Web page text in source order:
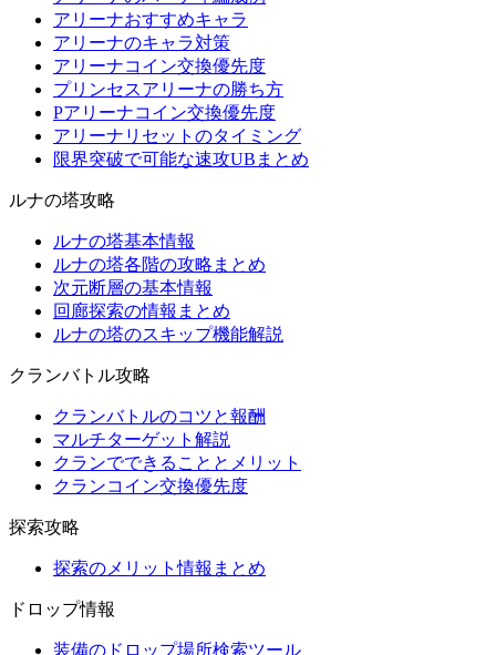
アリーナおすすめキャラ
アリーナのキャラ対策
アリーナコイン交換優先度
プリンセスアリーナの勝ち方
Pアリーナコイン交換優先度
アリーナリセットのタイミング
限界突破で可能な速攻UBまとめ
ルナの塔攻略
ルナの塔基本情報
ルナの塔各階の攻略まとめ
次元断層の基本情報
回廊探索の情報まとめ
ルナの塔のスキップ機能解説
クランバトル攻略
クランバトルのコツと報酬
マルチターゲット解説
クランでできることとメリット
クランコイン交換優先度
探索攻略
探索のメリット情報まとめ
ドロップ情報
装備のドロップ場所検索ツール